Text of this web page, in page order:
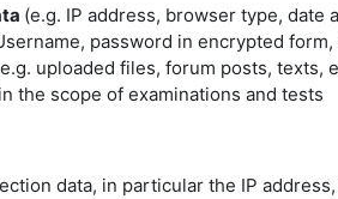
(e.g. IP address, browser type, date
password in encrypted
uploaded files, forum posts, texts,
the scope of examinations and tests
data, in particular the IP